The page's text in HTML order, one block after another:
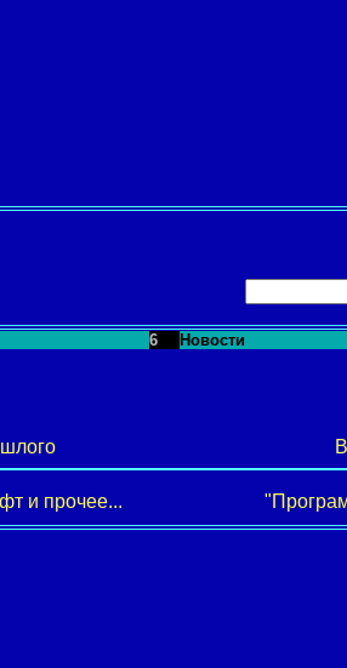
6 Новости
и прочее...